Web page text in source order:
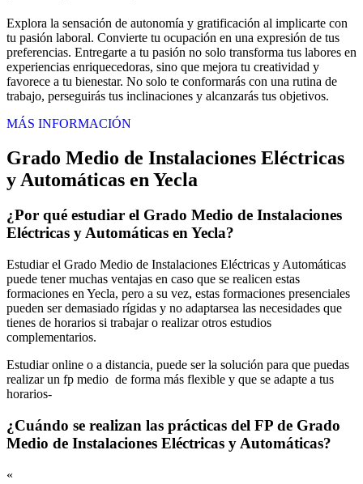
Explora la sensación de autonomía y gratificación al implicarte con
tu pasión laboral. Convierte tu ocupación en una expresión de tus
preferencias. Entregarte a tu pasión no solo transforma tus labores en
experiencias enriquecedoras, sino que mejora tu creatividad y
favorece a tu bienestar. No solo te conformarás con una rutina de
trabajo, perseguirás tus inclinaciones y alcanzarás tus objetivos.
MÁS INFORMACIÓN
Grado Medio de Instalaciones Eléctricas
y Automáticas en Yecla
¿Por qué estudiar el Grado Medio de Instalaciones
Eléctricas y Automáticas en Yecla?
Estudiar el Grado Medio de Instalaciones Eléctricas y Automáticas
puede tener muchas ventajas en caso que se realicen estas
formaciones en Yecla, pero a su vez, estas formaciones presenciales
pueden ser demasiado rígidas y no adaptarsea las necesidades que
tienes de horarios si trabajar o realizar otros estudios
complementarios.
Estudiar online o a distancia, puede ser la solución para que puedas
realizar un fp medio de forma más flexible y que se adapte a tus
horarios-
¿Cuándo se realizan las prácticas del FP de Grado
Medio de Instalaciones Eléctricas y Automáticas?
«